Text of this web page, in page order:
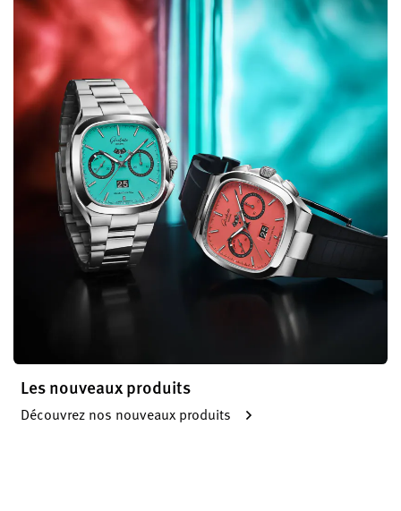
Les nouveaux produits
Découvrez nos nouveaux produits